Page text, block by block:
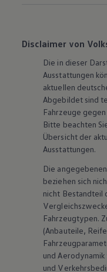
Disclaimer von
Die in dieser
Ausstattungen
aktuellen
Abgebildet sind
Fahrzeuge
Bitte beachten
Übersicht der
Ausstattungen.
Die
beziehen sich
nicht Bestandteil
Fahrzeugtypen.
(Anbauteile,
und
und